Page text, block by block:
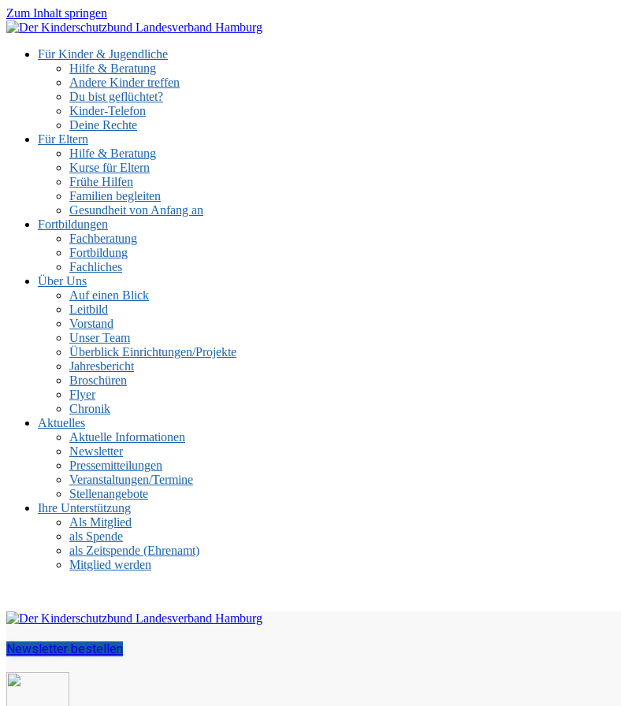
Zum Inhalt springen
Für Kinder & Jugendliche
Hilfe & Beratung
Andere Kinder treffen
Du bist geflüchtet?
Kinder-Telefon
Deine Rechte
Für Eltern
Hilfe & Beratung
Kurse für Eltern
Frühe Hilfen
Familien begleiten
Gesundheit von Anfang an
Fortbildungen
Fachberatung
Fortbildung
Fachliches
Über Uns
Auf einen Blick
Leitbild
Vorstand
Unser Team
Überblick Einrichtungen/Projekte
Jahresbericht
Broschüren
Flyer
Chronik
Aktuelles
Aktuelle Informationen
Newsletter
Pressemitteilungen
Veranstaltungen/Termine
Stellenangebote
Ihre Unterstützung
Als Mitglied
als Spende
als Zeitspende (Ehrenamt)
Mitglied werden
Newsletter bestellen